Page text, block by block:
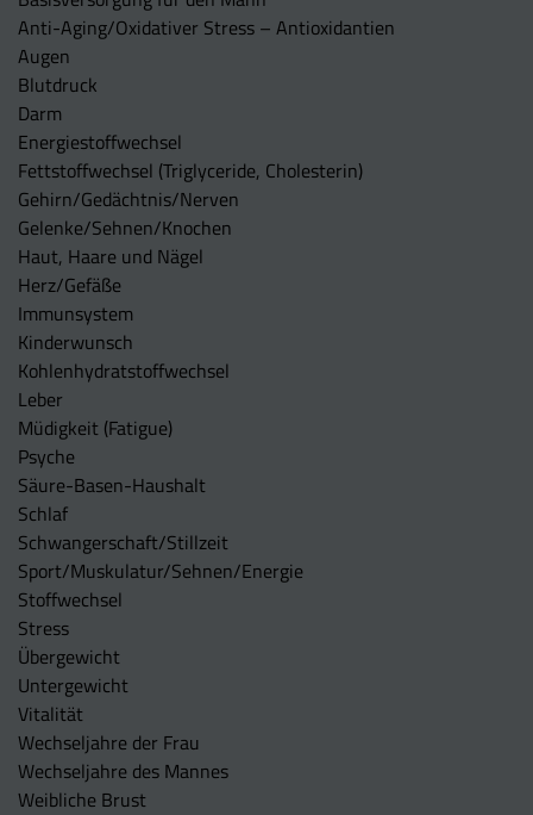
Anti-Aging/Oxidativer Stress – Antioxidantien
Augen
Blutdruck
Darm
Energiestoffwechsel
Fettstoffwechsel (Triglyceride, Cholesterin)
Gehirn/Gedächtnis/Nerven
Gelenke/Sehnen/Knochen
Haut, Haare und Nägel
Herz/Gefäße
Immunsystem
Kinderwunsch
Kohlenhydratstoffwechsel
Leber
Müdigkeit (Fatigue)
Psyche
Säure-Basen-Haushalt
Schlaf
Schwangerschaft/Stillzeit
Sport/Muskulatur/Sehnen/Energie
Stoffwechsel
Stress
Übergewicht
Untergewicht
Vitalität
Wechseljahre der Frau
Wechseljahre des Mannes
Weibliche Brust